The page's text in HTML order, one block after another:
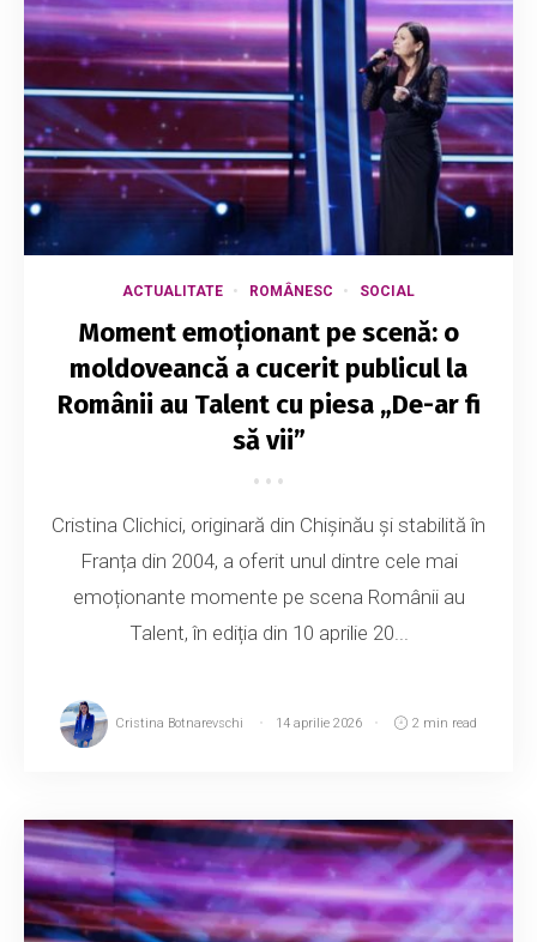
ACTUALITATE ROMÂNESC SOCIAL
Moment emoționant pe scenă: o
moldoveancă a cucerit publicul la
Românii au Talent cu piesa „De-ar fi
să vii”
Cristina Clichici, originară din Chișinău și stabilită în
Franța din 2004, a oferit unul dintre cele mai
emoționante momente pe scena Românii au
Talent, în ediția din 10 aprilie 20...
Cristina Botnarevschi 14 aprilie 2026 2 min read